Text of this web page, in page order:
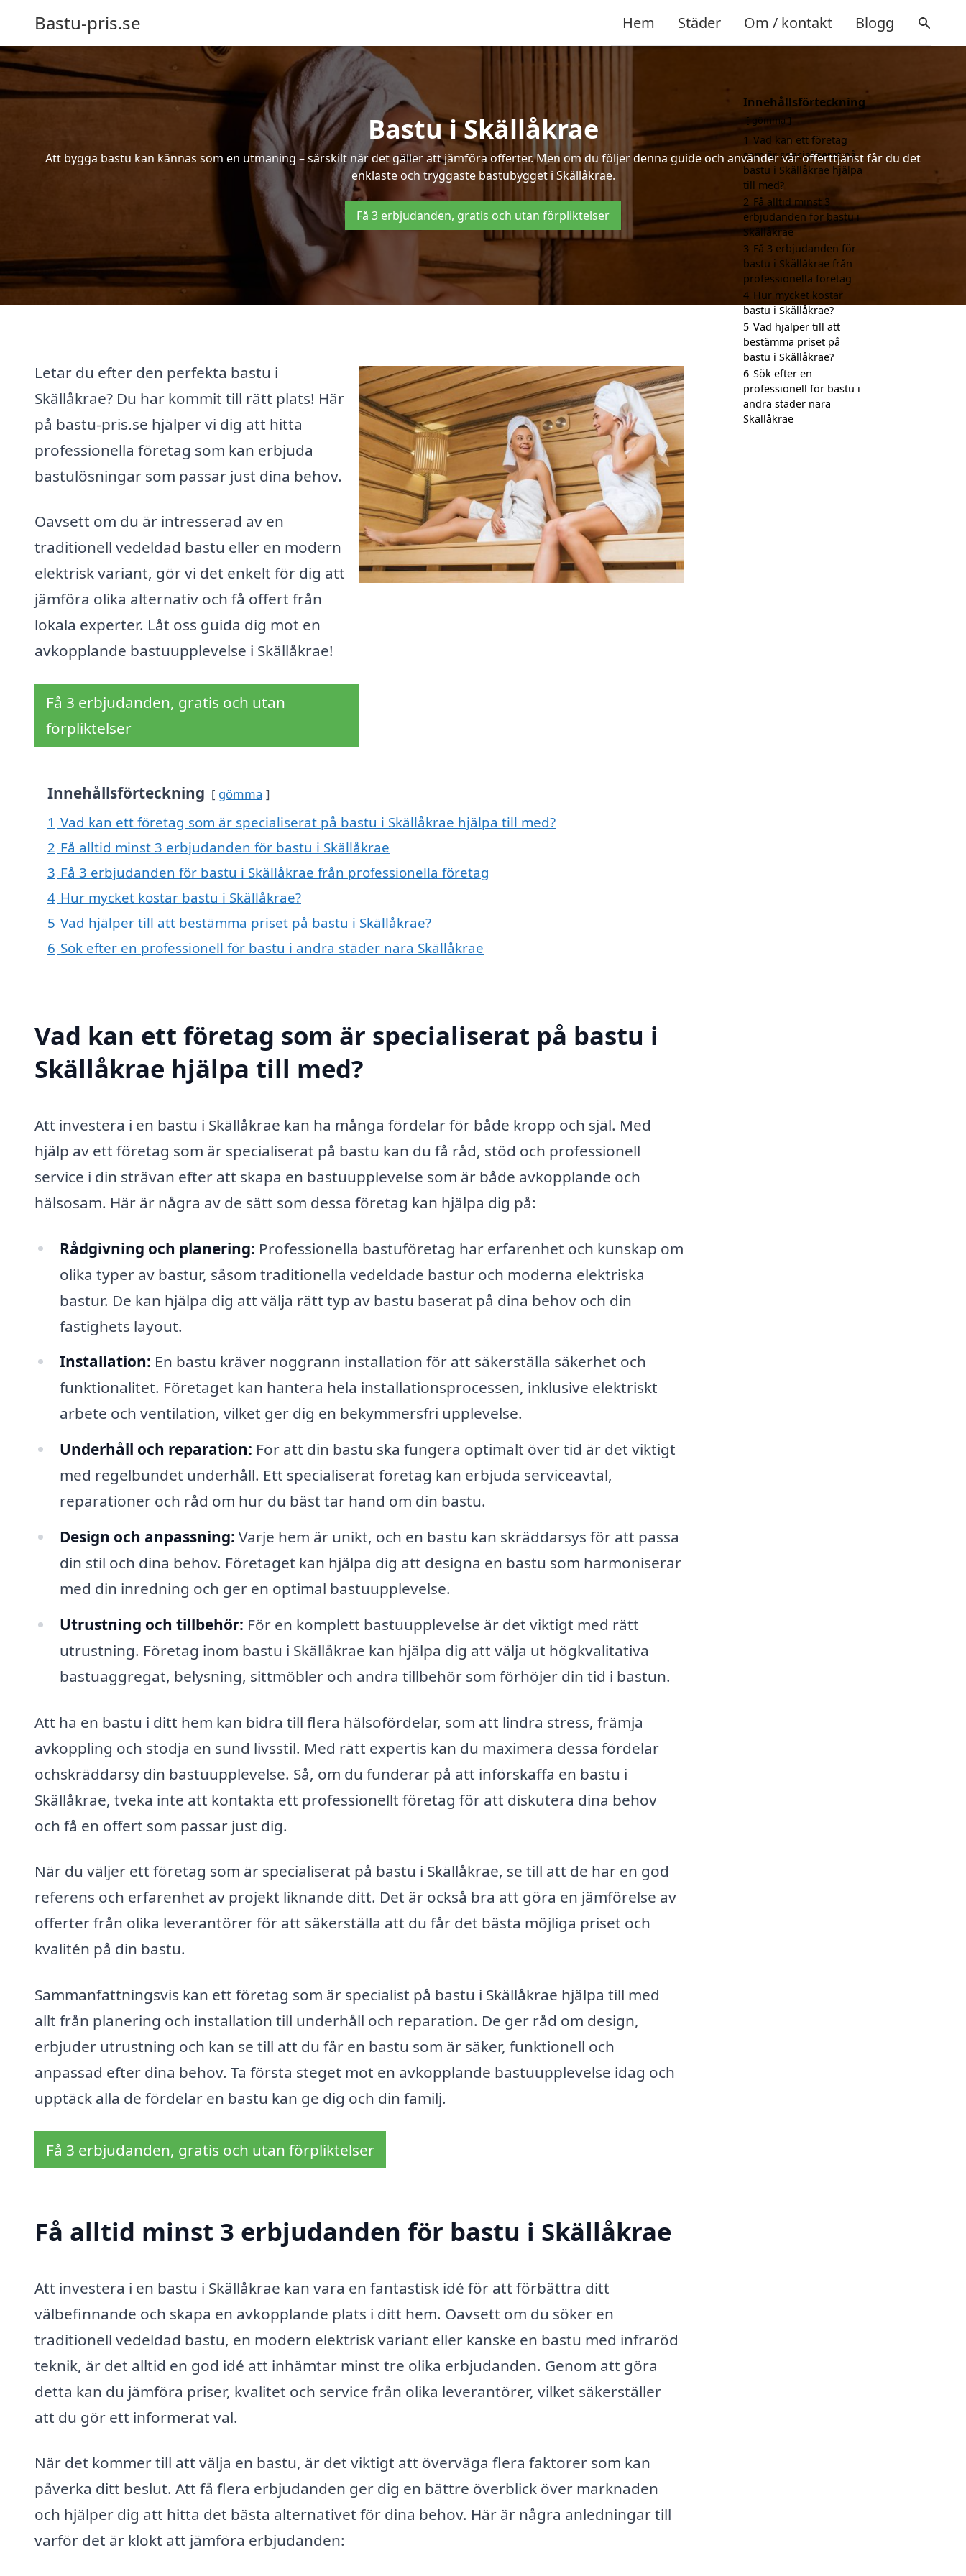
Bastu-pris.se Hem Städer Om / kontakt Blogg
Bastu i Skällåkrae
Att bygga bastu kan kännas som en utmaning – särskilt när det gäller att jämföra offerter. Men om du följer denna guide och använder vår offerttjänst får du det
enklaste och tryggaste bastubygget i Skällåkrae.
Få 3 erbjudanden, gratis och utan förpliktelser
Letar du efter den perfekta bastu i
Skällåkrae? Du har kommit till rätt plats! Här
på bastu-pris.se hjälper vi dig att hitta
professionella företag som kan erbjuda
bastulösningar som passar just dina behov.
Oavsett om du är intresserad av en
traditionell vedeldad bastu eller en modern
elektrisk variant, gör vi det enkelt för dig att
jämföra olika alternativ och få offert från
lokala experter. Låt oss guida dig mot en
avkopplande bastuupplevelse i Skällåkrae!
Få 3 erbjudanden, gratis och utan
förpliktelser
Innehållsförteckning gömma
1 Vad kan ett företag som är specialiserat på bastu i Skällåkrae hjälpa till med?
2 Få alltid minst 3 erbjudanden för bastu i Skällåkrae
3 Få 3 erbjudanden för bastu i Skällåkrae från professionella företag
4 Hur mycket kostar bastu i Skällåkrae?
5 Vad hjälper till att bestämma priset på bastu i Skällåkrae?
6 Sök efter en professionell för bastu i andra städer nära Skällåkrae
Vad kan ett företag som är specialiserat på bastu i
Skällåkrae hjälpa till med?
Att investera i en bastu i Skällåkrae kan ha många fördelar för både kropp och själ. Med
hjälp av ett företag som är specialiserat på bastu kan du få råd, stöd och professionell
service i din strävan efter att skapa en bastuupplevelse som är både avkopplande och
hälsosam. Här är några av de sätt som dessa företag kan hjälpa dig på:
Rådgivning och planering: Professionella bastuföretag har erfarenhet och kunskap om
olika typer av bastur, såsom traditionella vedeldade bastur och moderna elektriska
bastur. De kan hjälpa dig att välja rätt typ av bastu baserat på dina behov och din
fastighets layout.
Installation: En bastu kräver noggrann installation för att säkerställa säkerhet och
funktionalitet. Företaget kan hantera hela installationsprocessen, inklusive elektriskt
arbete och ventilation, vilket ger dig en bekymmersfri upplevelse.
Underhåll och reparation: För att din bastu ska fungera optimalt över tid är det viktigt
med regelbundet underhåll. Ett specialiserat företag kan erbjuda serviceavtal,
reparationer och råd om hur du bäst tar hand om din bastu.
Design och anpassning: Varje hem är unikt, och en bastu kan skräddarsys för att passa
din stil och dina behov. Företaget kan hjälpa dig att designa en bastu som harmoniserar
med din inredning och ger en optimal bastuupplevelse.
Utrustning och tillbehör: För en komplett bastuupplevelse är det viktigt med rätt
utrustning. Företag inom bastu i Skällåkrae kan hjälpa dig att välja ut högkvalitativa
bastuaggregat, belysning, sittmöbler och andra tillbehör som förhöjer din tid i bastun.
Att ha en bastu i ditt hem kan bidra till flera hälsofördelar, som att lindra stress, främja
avkoppling och stödja en sund livsstil. Med rätt expertis kan du maximera dessa fördelar
ochskräddarsy din bastuupplevelse. Så, om du funderar på att införskaffa en bastu i
Skällåkrae, tveka inte att kontakta ett professionellt företag för att diskutera dina behov
och få en offert som passar just dig.
När du väljer ett företag som är specialiserat på bastu i Skällåkrae, se till att de har en god
referens och erfarenhet av projekt liknande ditt. Det är också bra att göra en jämförelse av
offerter från olika leverantörer för att säkerställa att du får det bästa möjliga priset och
kvalitén på din bastu.
Sammanfattningsvis kan ett företag som är specialist på bastu i Skällåkrae hjälpa till med
allt från planering och installation till underhåll och reparation. De ger råd om design,
erbjuder utrustning och kan se till att du får en bastu som är säker, funktionell och
anpassad efter dina behov. Ta första steget mot en avkopplande bastuupplevelse idag och
upptäck alla de fördelar en bastu kan ge dig och din familj.
Få 3 erbjudanden, gratis och utan förpliktelser
Få alltid minst 3 erbjudanden för bastu i Skällåkrae
Att investera i en bastu i Skällåkrae kan vara en fantastisk idé för att förbättra ditt
välbefinnande och skapa en avkopplande plats i ditt hem. Oavsett om du söker en
traditionell vedeldad bastu, en modern elektrisk variant eller kanske en bastu med infraröd
teknik, är det alltid en god idé att inhämtar minst tre olika erbjudanden. Genom att göra
detta kan du jämföra priser, kvalitet och service från olika leverantörer, vilket säkerställer
att du gör ett informerat val.
När det kommer till att välja en bastu, är det viktigt att överväga flera faktorer som kan
påverka ditt beslut. Att få flera erbjudanden ger dig en bättre överblick över marknaden
och hjälper dig att hitta det bästa alternativet för dina behov. Här är några anledningar till
varför det är klokt att jämföra erbjudanden:
Innehållsförteckning
gömma
1 Vad kan ett företag
som är specialiserat på
bastu i Skällåkrae hjälpa
till med?
2 Få alltid minst 3
erbjudanden för bastu i
Skällåkrae
3 Få 3 erbjudanden för
bastu i Skällåkrae från
professionella företag
4 Hur mycket kostar
bastu i Skällåkrae?
5 Vad hjälper till att
bestämma priset på
bastu i Skällåkrae?
6 Sök efter en
professionell för bastu i
andra städer nära
Skällåkrae